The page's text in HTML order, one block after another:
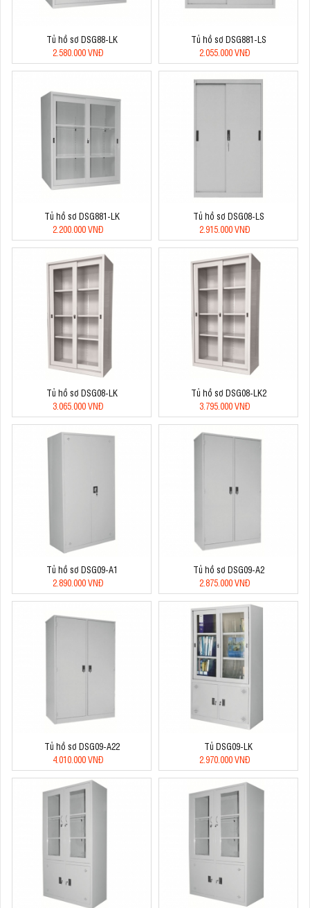
Tủ hồ sơ DSG88-LK
2.580.000 VNĐ
Tủ hồ sơ DSG881-LS
2.055.000 VNĐ
Tủ hồ sơ DSG881-LK
2.200.000 VNĐ
Tủ hồ sơ DSG08-LS
2.915.000 VNĐ
Tủ hồ sơ DSG08-LK
3.065.000 VNĐ
Tủ hồ sơ DSG08-LK2
3.795.000 VNĐ
Tủ hồ sơ DSG09-A1
2.890.000 VNĐ
Tủ hồ sơ DSG09-A2
2.875.000 VNĐ
Tủ hồ sơ DSG09-A22
4.010.000 VNĐ
Tủ DSG09-LK
2.970.000 VNĐ